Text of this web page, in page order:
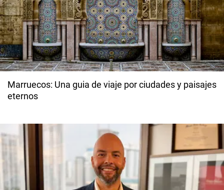
Marruecos: Una guia de viaje por ciudades y paisajes
eternos